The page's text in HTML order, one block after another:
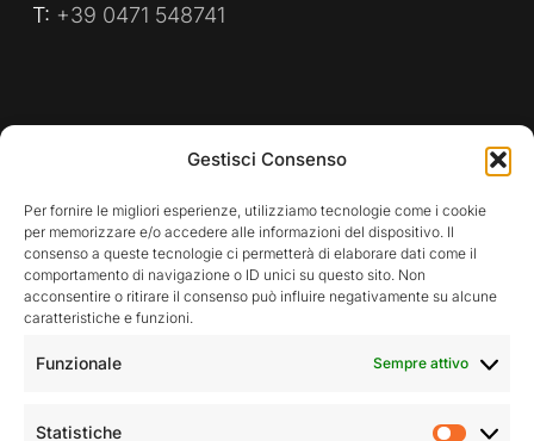
Gestisci Consenso
Per fornire le migliori esperienze, utilizziamo tecnologie come i cookie
per memorizzare e/o accedere alle informazioni del dispositivo. Il
consenso a queste tecnologie ci permetterà di elaborare dati come il
comportamento di navigazione o ID unici su questo sito. Non
acconsentire o ritirare il consenso può influire negativamente su alcune
caratteristiche e funzioni.
Funzionale Sempre attivo
Statistiche
T: +39 0471 548741
PRIVACY POLICY
WHISTLEBLOWING
Rimani aggiornato sulle nostre attività